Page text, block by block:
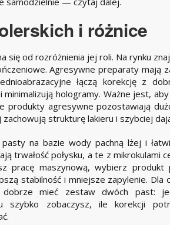
i różnice
się od rozróżnienia jej roli. Na rynku
Agresywne preparaty mają
łączą korekcję z
hologramy. Ważne jest,
produkty agresywne pozostawiają
strukturę lakieru i szybciej
na bazie wody pachną lżej i
trwałość połysku, a te z mikrokulami
pracę maszynową, wybierz produkt
stabilność i mniejsze zapylenie.
mieć zestaw dwóch past:
szybko zobaczysz, ile korekcji